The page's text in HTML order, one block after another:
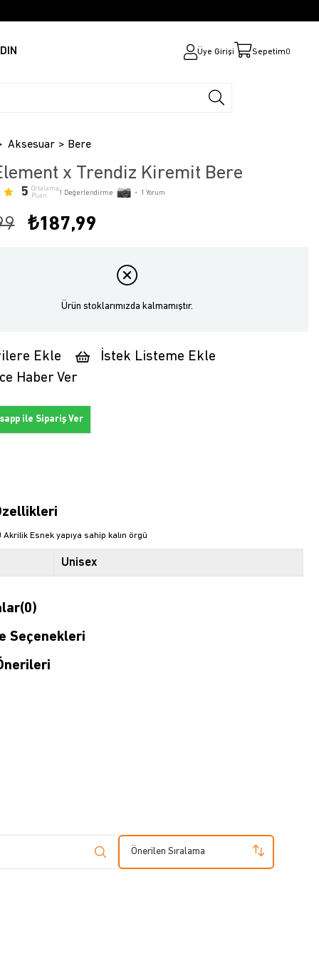
Üye Girişi Sepetim0
Aksesuar Bere
x Trendiz Kiremit Bere
5 Ortalama
Puan
1 Değerlendirme • 1 Yorum
₺187,99
Ürün stoklarımızda kalmamıştır.
Ekle
İstek Listeme Ekle
Haber Ver
ile Sipariş Ver
Akrilik Esnek yapıya sahip kalın örgü
Unisex
(0)
Seçenekleri
Önerilen Sıralama